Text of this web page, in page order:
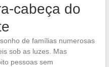
cabeça do
de famílias numerosas
sob as luzes. Mas
pessoas sem